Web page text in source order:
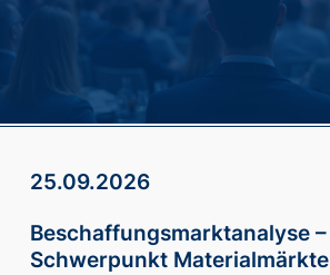
25.09.2026
Beschaffungsmarktanalyse –
Schwerpunkt Materialmärkte